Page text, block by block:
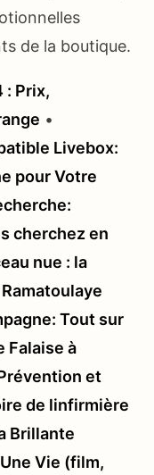
de la boutique.
: Prix,
•
Livebox:
pour Votre
cherchez en
nue : la
Ramatoulaye
Tout sur
Falaise à
et
de linfirmière
Brillante
Une Vie (film,